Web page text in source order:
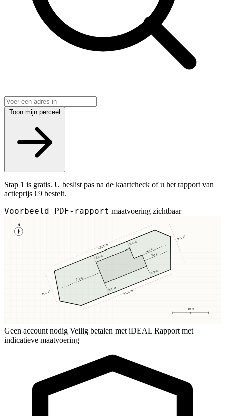
Toon mijn perceel
Stap 1 is gratis. U beslist pas na de kaartcheck of u het rapport van
actieprijs €9 bestelt.
Voorbeeld PDF-rapport maatvoering zichtbaar
N
10 m
3,8 m
3,8 m
5,1 m
2,9 m
7,2 m
3,4 m
4,1 m
25,4 m
23,8 m
8,2 m
9,1 m
Geen account nodig Veilig betalen met iDEAL Rapport met
indicatieve maatvoering